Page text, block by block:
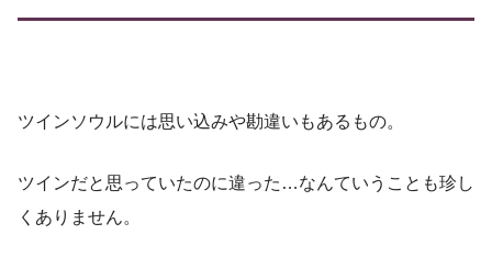
ツインソウルには思い込みや勘違いもあるもの。
ツインだと思っていたのに違った…なんていうことも珍し
くありません。